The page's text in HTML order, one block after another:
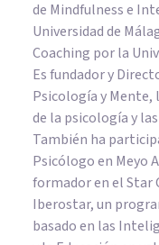
de Mindfulness e
Universidad de
Coaching por la
Es fundador y
Psicología y
de la psicología y
También ha
Psicólogo en Meyo
formador en el Star
Iberostar, un
basado en las